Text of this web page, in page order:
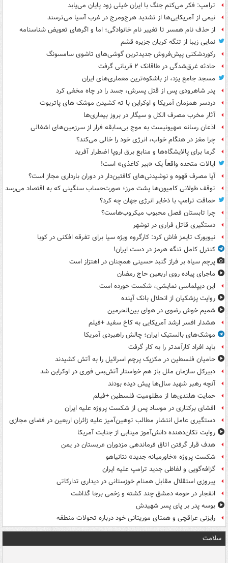
ترامپ: فکر می‌کنم جنگ با ایران خیلی زود پایان می‌یابد
نیمی از آمریکایی‌ها از تشدید هرج‌ومرج در غرب آسیا می‌ترسند
از حذف نام همسر تا تغییر نام خانوادگی؛ اما و اگرهای تعویض شناسنامه
نمایی زیبا از تنگه کریان جزیره قشم
رکوردشکنی پیش‌فروش جدیدترین گوشی‌های تاشوی سامسونگ
حادثه غرق‌شدگی در طاقانک ۲ قربانی گرفت
مسجد جامع یزد، از باشکوه‌ترین معماری‌های ایران
پدر شاهرودی پس از قتل پسرش، جسد را در چاه مخفی کرد
دردسر همزمان آمریکا و اوکراین با ته کشیدن موشک های پاتریوت
آثار مخرب مصرف الکل و سیگار در بروز بیماری‌ها
اذعان رسانه صهیونیست به موج بی‌سابقه فرار از سرزمین‌های اشغالی
چرا مغز در هنگام خواب، انرژی خود را خالی می‌کند؟
گرما برای پالایشگاه‌ها و منابع برق اروپا اضطرار آفرید
ایالات متحده واقعاً یک «ببر کاغذی» است!
آیا مصرف قهوه و نوشیدنی‌های کافئین‌دار در دوران بارداری مجاز است؟
توقف طولانی کامیون‌ها پشت مرز؛ صورت‌حساب سنگینی که به اقتصاد می‌رسد
حماقت ترامپ با ذخایر انرژی جهان چه کرد؟
چرا تابستان فصل محبوب میکروب‌هاست؟
دستگیری قاتل فراری در نوشهر
نیویورک تایمز فاش کرد: کارگروه ویژه سیا برای تفرقه افکنی در کوبا
کنترل کامل تنگه هرمز در دست ایران!
پرچم سیاه بر فراز گنبد حسینی همچنان در اهتزاز است
ماجرای پیاده روی اربعین حاج رمضان
این دیپلماسی نمایشی، شکست خورده است
روایت پزشکیان از انحلال بانک آینده
شمیم خوش رضوی در هوای بین‌الحرمین
هشدار افسر ارشد آمریکایی به کاخ سفید +فیلم
موشک‌های بالستیک ایران؛ چالش راهبردی آمریکا
باید افراد کارآمدتر را به کار گرفت
حامیان فلسطین در مکزیک پرچم اسرائیل را به آتش کشیدند
دبیرکل سازمان ملل باز هم خواستار آتش‌بس فوری در اوکراین شد
آنچه رهبر شهید سال‌ها پیش دیده بودند
حمایت هلندی‌ها از مظلومیت فلسطین +فیلم
افشای برکناری در موساد پس از شکست پروژه علیه ایران
دستگیری عامل انتشار مطالب توهین‌آمیز علیه زائران اربعین در فضای مجازی
روایت تکان‌دهنده دانش‌آموز مینابی از جنایت آمریکا
هدف قرار گرفتن اتاق‌ فرماندهی مزدوران عربستان در یمن
شکست پروژه «خاورمیانه جدید» نتانیاهو
گزافه‌گویی و لفاظی جدید ترامپ علیه ایران
پیروزی استقلال مقابل همنام خوزستانی در دیداری تدارکاتی
انفجار در حومه دمشق چند کشته و زخمی برجا گذاشت
بوسه‌ پدر بر پای پسر شهیدش
رایزنی عراقچی و همتای موریتانی خود درباره تحولات منطقه
سلامت